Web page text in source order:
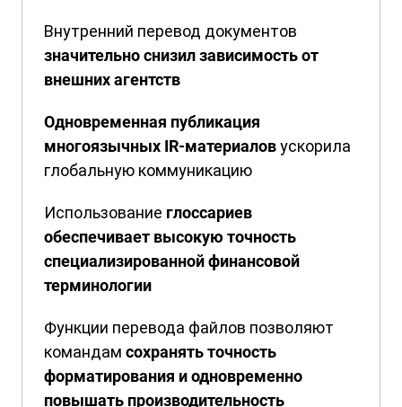
Внутренний перевод документов
значительно снизил зависимость от
внешних агентств
Одновременная публикация
многоязычных IR-материаловускорила
глобальную коммуникацию
Использование глоссариев
обеспечивает высокую точность
специализированной финансовой
терминологии
Функции перевода файлов позволяют
командам сохранять точность
форматирования и одновременно
повышать производительность